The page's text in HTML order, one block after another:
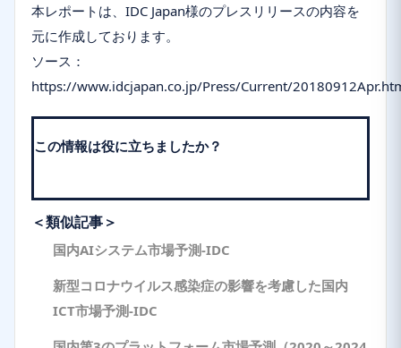
本レポートは、IDC Japan様のプレスリリースの内容を
元に作成しております。
ソース：
https://www.idcjapan.co.jp/Press/Current/
この情報は役に立ちましたか？
＜類似記事＞
国内AIシステム市場予測-IDC
新型コロナウイルス感染症の影響を考慮した国内
ICT市場予測-IDC